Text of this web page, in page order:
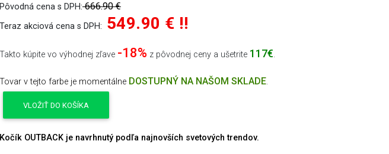
Pôvodná cena s DPH:666.90 €
Teraz akciová cena s DPH: 549.90 € !!
Takto kúpite vo výhodnej zľave -18% z pôvodnej ceny a ušetrite 117€.
Tovar v tejto farbe je momentálne DOSTUPNÝ NA NAŠOM SKLADE.
VLOŽIŤ DO KOŠÍKA
Kočík OUTBACK je navrhnutý podľa najnovších svetových trendov.